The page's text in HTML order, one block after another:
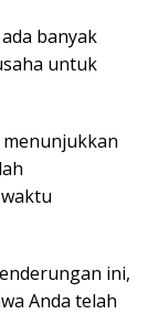
banyak
untuk
menunjukkan
ini,
Anda telah